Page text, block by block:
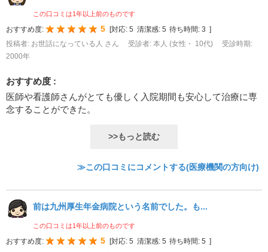
この口コミは1年以上前のものです
おすすめ度: 5 [対応: 5 清潔感: 5 待ち時間: 3 ]
投稿者: お世話になっている人 さん
受診者: 本人 (女性・ 10代)
受診時期:
2000年
おすすめ度 :
医師や看護師さんがとても優しく入院期間も安心して治療に専
念することができた。
>>もっと読む
≫この口コミにコメントする(医療機関の方向け)
前は九州厚生年金病院という名前でした。も...
この口コミは1年以上前のものです
おすすめ度: 5 対応: 5 清潔感: 5 待ち時間: 5